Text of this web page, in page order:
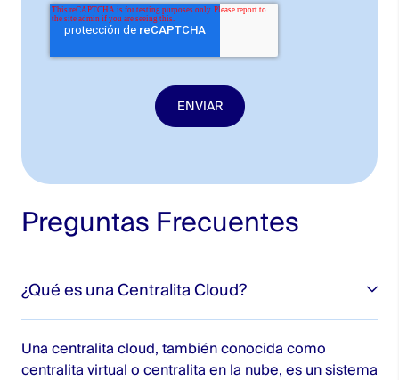
Preguntas Frecuentes
¿Qué es una Centralita Cloud?
Una centralita cloud, también conocida como
centralita virtual o centralita en la nube, es un sistema